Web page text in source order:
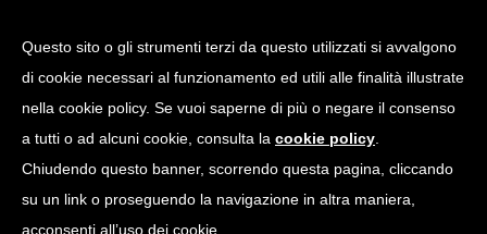
© 2017 Scrittoio Sas di Puglisi Claudio & C. | Via Lomazzo, 45, 20154 Milano
| P.I. 11121930157 | Credits: BK Comunicazione
Questo sito o gli strumenti terzi da questo utilizzati si avvalgono
di cookie necessari al funzionamento ed utili alle finalità illustrate
nella cookie policy. Se vuoi saperne di più o negare il consenso
a tutti o ad alcuni cookie, consulta la cookie policy
Chiudendo questo banner, scorrendo questa pagina, cliccando
su un link o proseguendo la navigazione in altra maniera,
acconsenti all’uso dei cookie.